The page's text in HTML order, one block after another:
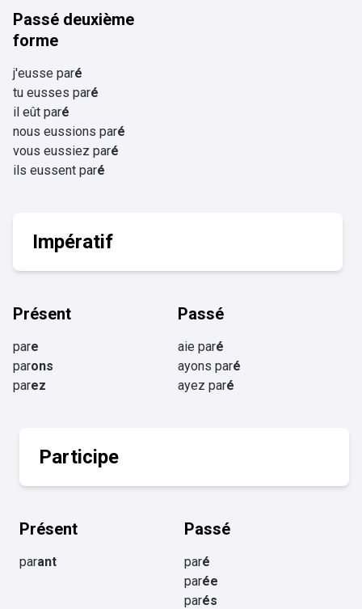
Passé deuxième
forme
j'eusse paré
tu eusses paré
il eût paré
nous eussions paré
vous eussiez paré
ils eussent paré
Impératif
Présent
pare
parons
parez
Passé
aie paré
ayons paré
ayez paré
Participe
Présent
parant
Passé
paré
parée
parés